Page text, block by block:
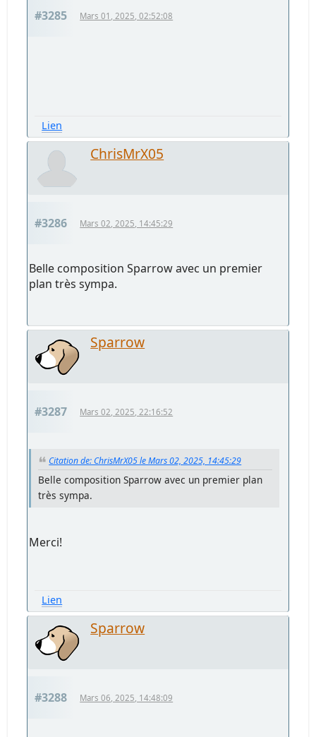
#3285 Mars 01, 2025, 02:52:08
Lien
ChrisMrX05
#3286 Mars 02, 2025, 14:45:29
Belle composition Sparrow avec un premier
plan très sympa.
Sparrow
#3287 Mars 02, 2025, 22:16:52
Citation de: ChrisMrX05 le Mars 02, 2025, 14:45:29
Belle composition Sparrow avec un premier plan
très sympa.
Merci!
Lien
Sparrow
#3288 Mars 06, 2025, 14:48:09